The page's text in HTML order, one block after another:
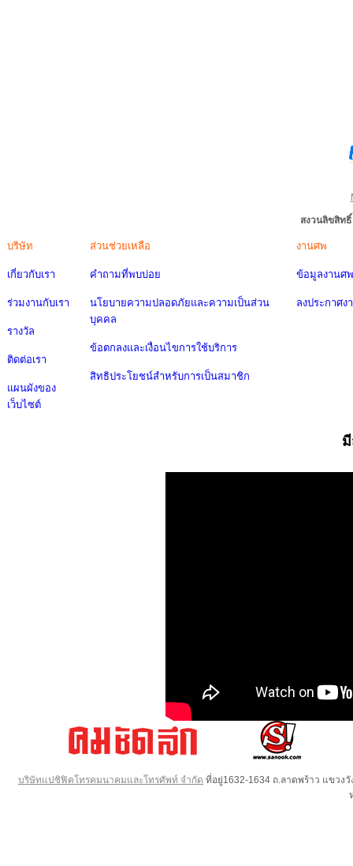
สงวนลิขสิท
บริษัท
เกี่ยวกับเรา
ร่วมงานกับเรา
รางวัล
ติดต่อเรา
แผนผังของ
เว็บไซต์
ส่วนช่วยเหลือ
คำถามที่พบบ่อย
นโยบายความปลอดภัยและความเป็นส่วน
บุคคล
ข้อตกลงและเงื่อนไขการใช้บริการ
สิทธิประโยชน์สำหรับการเป็นสมาชิก
งานศพ
ข้อมูลงานศพ
ลงประกาศง
บริษัทแปซิฟิคโทรคมนาคมและโทรศัพท์ จำกัด ที่อยู่1632-1634 ถ.ลาดพร้าว แขวง